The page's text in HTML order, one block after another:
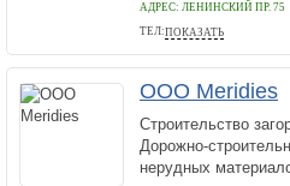
АДРЕС: ЛЕНИНСКИЙ ПР. 75
ТЕЛ:ПОКАЗАТЬ
+7 (921) 552 63 43
ООО Meridies
Строительство
Дорожно-
нерудных